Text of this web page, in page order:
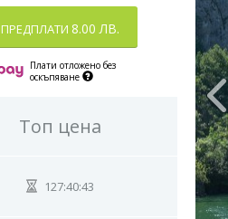
ПРЕДПЛАТИ8.00 ЛВ.
Плати отложено без
оскъпяване
Топ цена
127:40:42